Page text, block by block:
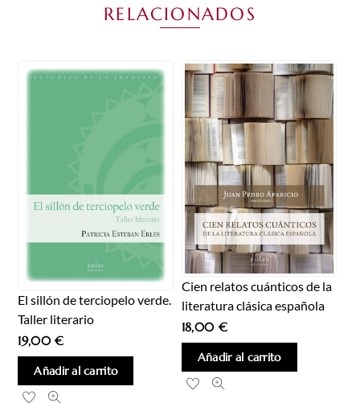
RELACIONADOS
El sillón de terciopelo verde.
Taller literario
19,00€
Añadir al carrito
Cien relatos cuánticos de la
literatura clásica española
18,00 €
Añadir al carrito